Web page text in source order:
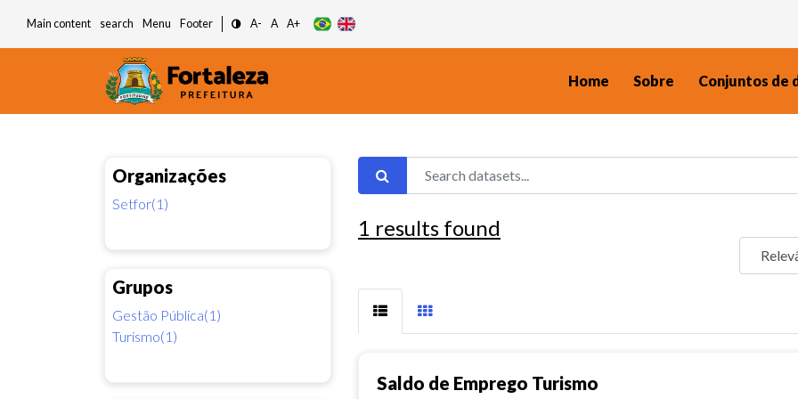
Main content search Menu Footer A- A A+
Home Sobre Conjuntos de
Organizações
Setfor(1)
Grupos
Gestão Pública(1)
Turismo(1)
1 results found
Saldo de Emprego Turismo